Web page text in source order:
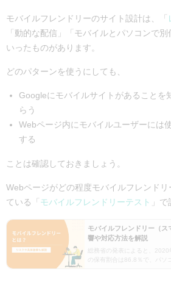
モバイルフレンドリーのサイト設計は、「
「動的な配信」「モバイルとパソコンで
いったものがあります。
どのパターンを使うにしても、
Googleにモバイルサイトがあることを
らう
Webページ内にモバイルユーザーには
する
ことは確認しておきましょう。
Webページがどの程度モバイルフレンド
ている「 モバイルフレンドリーテスト 」
モバイルフレンドリー（
響や対応方法を解説
総務省の発表によると、
の保有割合は86.8％で、パソ